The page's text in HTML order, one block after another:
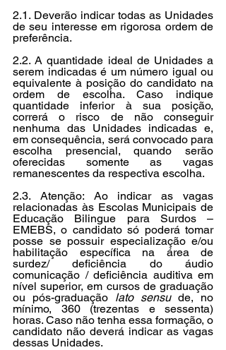
2.1. Deverão indicar todas as Unidades
de seu interesse em rigorosa ordem de
preferência.
2.2. A quantidade ideal de Unidades a
serem indicadas é um número igual ou
equivalente à posição do candidato na
ordem de escolha. Caso indique
quantidade inferior à sua posição,
correrá o risco de não conseguir
nenhuma das Unidades indicadas e,
em consequência, será convocado para
escolha presencial, quando serão
oferecidas somente as vagas
remanescentes da respectiva escolha.
2.3. Atenção: Ao indicar as vagas
relacionadas às Escolas Municipais de
Educação Bilingue para Surdos –
EMEBS, o candidato só poderá tomar
posse se possuir especialização e/ou
habilitação específica na área de
surdez/ deficiência do áudio
comunicação / deficiência auditiva em
nível superior, em cursos de graduação
ou pós-graduação lato sensu de, no
mínimo, 360 (trezentas e sessenta)
horas. Caso não tenha essa formação, o
candidato não deverá indicar as vagas
dessas Unidades.